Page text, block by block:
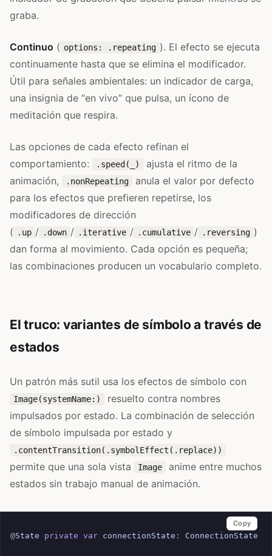
graba.
Continuo ( options: .repeating ). El efecto se ejecuta
continuamente hasta que se elimina el modificador.
Útil para señales ambientales: un indicador de carga,
una insignia de “en vivo” que pulsa, un ícono de
meditación que respira.
Las opciones de cada efecto refinan el
comportamiento:
.speed(_)
ajusta el ritmo de la
animación,
.nonRepeating
anula el valor por defecto
para los efectos que prefieren repetirse, los
modificadores de dirección
(
.up / .down / .iterative / .cumulative / .reversing )
dan forma al movimiento. Cada opción es pequeña;
las combinaciones producen un vocabulario completo.
El truco: variantes de símbolo a través de
estados
Un patrón más sutil usa los efectos de símbolo con
Image(systemName:)
resuelto contra nombres
impulsados por estado. La combinación de selección
de símbolo impulsada por estado y
.contentTransition(.symbolEffect(.replace))
permite que una sola vista Image
anime entre muchos
estados sin trabajo manual de animación.
@State private var connectionState : ConnectionState
Copy